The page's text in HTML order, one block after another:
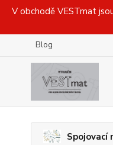
V obchodě VESTmat
Blog
Spojovací